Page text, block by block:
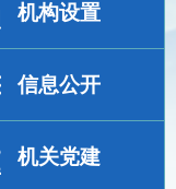
机构设置
信息公开
机关党建